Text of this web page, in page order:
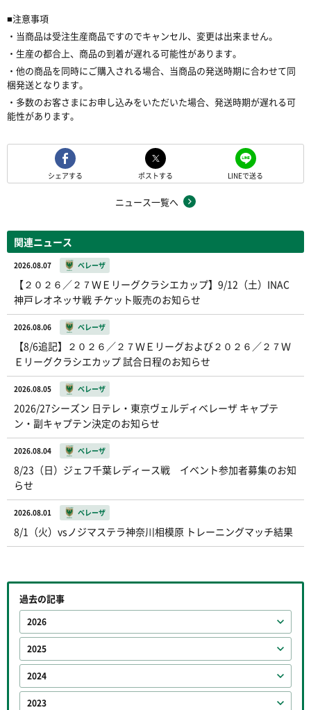
■注意事項
・当商品は受注生産商品ですのでキャンセル、変更は出来ません。
・生産の都合上、商品の到着が遅れる可能性があります。
・他の商品を同時にご購入される場合、当商品の発送時期に合わせて同
梱発送となります。
・多数のお客さまにお申し込みをいただいた場合、発送時期が遅れる可
能性があります。
シェアする ポストする LINEで送る
ニュース一覧へ
関連ニュース
2026.08.07 ベレーザ
【２０２６／２７ＷＥリーグクラシエカップ】9/12（土）INAC
神戸レオネッサ戦 チケット販売のお知らせ
2026.08.06 ベレーザ
【8/6追記】２０２６／２７ＷＥリーグおよび２０２６／２７Ｗ
Ｅリーグクラシエカップ 試合日程のお知らせ
2026.08.05 ベレーザ
2026/27シーズン 日テレ・東京ヴェルディベレーザ キャプテ
ン・副キャプテン決定のお知らせ
2026.08.04 ベレーザ
8/23（日）ジェフ千葉レディース戦 イベント参加者募集のお知
らせ
2026.08.01 ベレーザ
8/1（火）vsノジマステラ神奈川相模原 トレーニングマッチ結果
過去の記事
2026
2025
2024
2023